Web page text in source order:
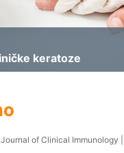
keratoze
Journal of Clinical Immunology